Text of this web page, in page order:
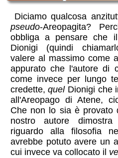
Diciamo qualcosa
pseudo-Areopagita?
obbliga a pensare che
Dionigi (quindi
valere al massimo come
appurato che l'autore di
come invece per lungo
credette,quelDionigi che
all'Areopago di Atene,
Che non lo sia è provato
nostro autore
riguardo alla filosofia
avrebbe potuto avere un
cui invece va collocato il